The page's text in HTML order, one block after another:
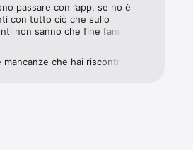
passare con l’app, se no è
con tutto ciò che sullo
non sanno che fine fanno,direi
che hai riscontrato.